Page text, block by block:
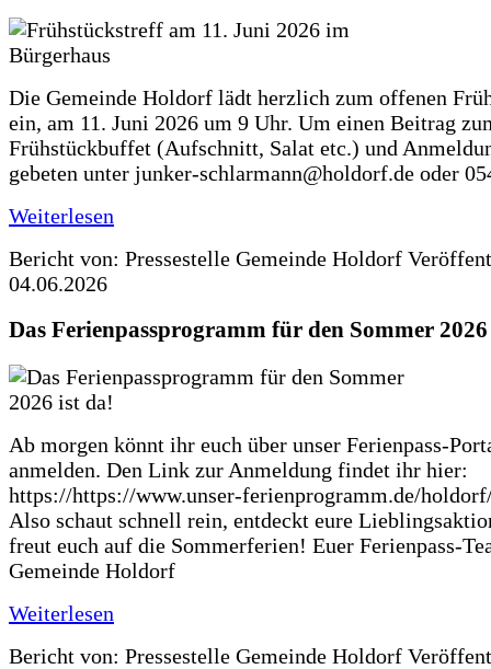
Die Gemeinde Holdorf lädt herzlich zum offenen
ein, am 11. Juni 2026 um 9 Uhr. Um einen Beitrag
Frühstückbuffet (Aufschnitt, Salat etc.) und
gebeten unter junker-schlarmann@holdorf.de oder
Weiterlesen
Bericht von: Pressestelle Gemeinde Holdorf
04.06.2026
Das Ferienpassprogramm für den Sommer
Ab morgen könnt ihr euch über unser Ferienpass-
anmelden. Den Link zur Anmeldung findet ihr hier:
https://https://www.unser-ferienprogramm.de/
Also schaut schnell rein, entdeckt eure
freut euch auf die Sommerferien! Euer Ferienpass-
Gemeinde Holdorf
Weiterlesen
Bericht von: Pressestelle Gemeinde Holdorf